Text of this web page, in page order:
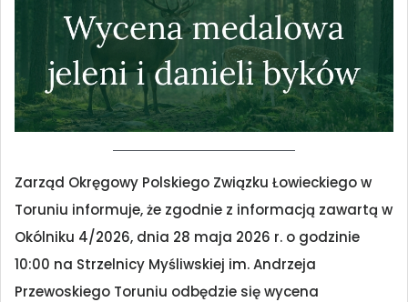
Zarząd Okręgowy Polskiego Związku Łowieckiego w
Toruniu informuje, że zgodnie z informacją zawartą w
Okólniku 4/2026, dnia 28 maja 2026 r. o godzinie
10:00 na Strzelnicy Myśliwskiej im. Andrzeja
Przewoskiego Toruniu odbędzie się wycena